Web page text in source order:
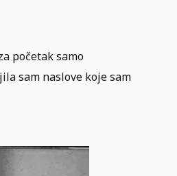
početak samo
sam naslove koje sam